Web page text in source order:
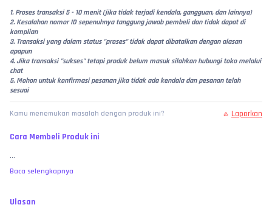
1. Proses transaksi 5 - 10 menit (jika tidak terjadi kendala, gangguan, dan lainnya)
2. Kesalahan nomor ID sepenuhnya tanggung jawab pembeli dan tidak dapat di
komplian
3. Transaksi yang dalam status "proses" tidak dapat dibatalkan dengan alasan
apapun
4. Jika transaksi "sukses" tetapi produk belum masuk silahkan hubungi toko melalui
chat
5. Mohon untuk konfirmasi pesanan jika tidak ada kendala dan pesanan telah
sesuai
Kamu menemukan masalah dengan produk ini? Laporkan
Cara Membeli Produk ini
...
Baca selengkapnya
Ulasan